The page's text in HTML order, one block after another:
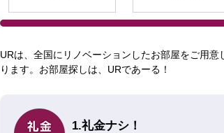
URは、全国にリノベーションしたお部屋をご用
ります。お部屋探しは、URであーる！
1.礼金ナシ！